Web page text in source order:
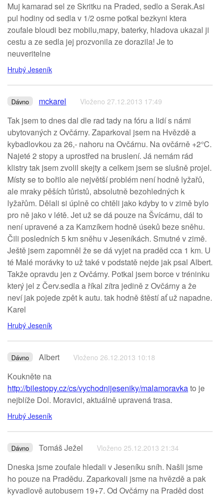
Muj kamarad sel ze Skritku na Praded, sedlo a Serak.Asi
pul hodiny od sedla v 1/2 osme potkal bezkyni ktera
zoufale bloudi bez mobilu,mapy, baterky, hladova ukazal ji
cestu a ze sedla jej prozvonila ze dorazila! Je to
neuveritelne
Hrubý Jeseník
Dávno mckarel Vloženo 27.12.2013 17:49
Tak jsem to dnes dal dle rad tady na fóru a lidí s námi
ubytovaných z Ovčárny. Zaparkoval jsem na Hvězdě a
kybadlovkou za 26,- nahoru na Ovčárnu. Na ovčárně +2°C.
Najeté 2 stopy a uprostřed na bruslení. Já nemám rád
klistry tak jsem zvolil skejty a celkem jsem se slušně projel.
Místy se to bořilo ale největší problém není hodně lyžařů,
ale mraky pěších tůristů, absolutně bezohledných k
lyžařům. Dělali si úplně co chtěli jako kdyby to v zimě bylo
pro ně jako v létě. Jet už se dá pouze na Švícárnu, dál to
není upravené a za Kamzíkem hodně úseků beze sněhu.
Čili posledních 5 km sněhu v Jeseníkách. Smutné v zimě.
Ještě jsem zapomněl že se dá vyjet na praděd cca 1 km. U
té Malé morávky to už také v podstatě nejde jak psal Albert.
Takže opravdu jen z Ovčárny. Potkal jsem borce v tréninku
který jel z Červ.sedla a říkal zítra jedině z Ovčárny a že
neví jak pojede zpět k autu. tak hodně štěstí ať už napadne.
Karel
Hrubý Jeseník
Dávno Albert Vloženo 26.12.2013 10:18
Koukněte na
http://bilestopy.cz/cs/vychodnijeseniky/malamoravkato je
nejblíže Dol. Moravici, aktuálně upravená trasa.
Hrubý Jeseník
Dávno Tomáš Ježel Vloženo 25.12.2013 21:34
Dneska jsme zoufale hledali v Jeseníku sníh. Našli jsme
ho pouze na Pradědu. Zaparkovali jsme na hvězdě a pak
kyvadlově autobusem 19+7. Od Ovčárny na Praděd dost